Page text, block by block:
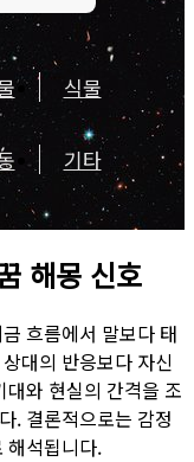
식물
기타
해몽 신호
흐름에서 말보다 태
대의 반응보다 자신
와 현실의 간격을 조
. 결론적으로는 감정
해석됩니다.